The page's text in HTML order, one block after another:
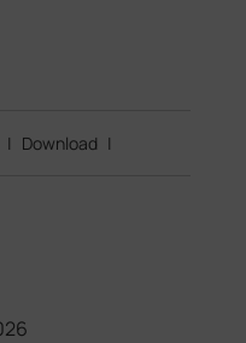
| Download |